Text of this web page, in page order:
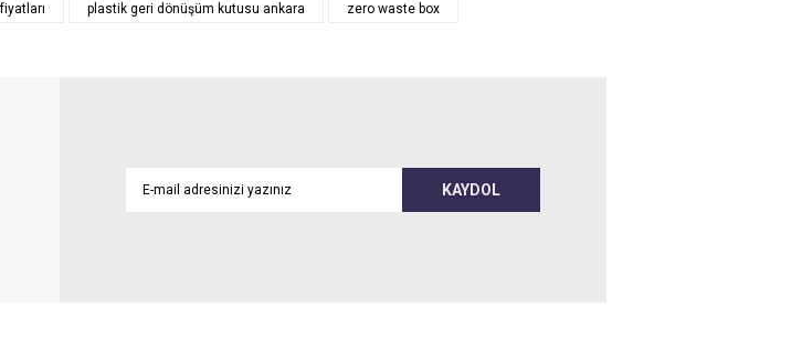
plastik geri dönüşüm kutusu ankara zero waste box
KAYDOL